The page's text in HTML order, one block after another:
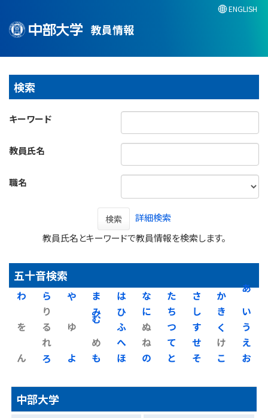
教員情報
ENGLISH
検索
キーワード
教員氏名
職名
検索
詳細検索
教員氏名とキーワードで教員情報を検索します。
五十音検索
あ
い
う
え
お
か
き
く
け
こ
さ
し
す
せ
そ
た
ち
つ
て
と
な
に
ぬ
ね
の
は
ひ
ふ
へ
ほ
ま
み
む
め
も
や
ゆ
よ
ら
り
る
れ
ろ
わ
を
ん
中部大学